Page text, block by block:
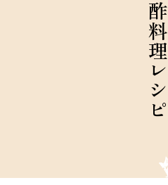
酢料理レシピ